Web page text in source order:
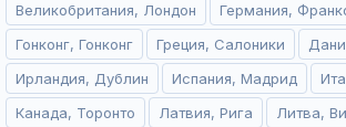
Великобритания, Лондон
Германия,
Гонконг, Гонконг
Греция, Салоники
Ирландия, Дублин
Испания, Мадрид
Канада, Торонто
Латвия, Рига
Литва,